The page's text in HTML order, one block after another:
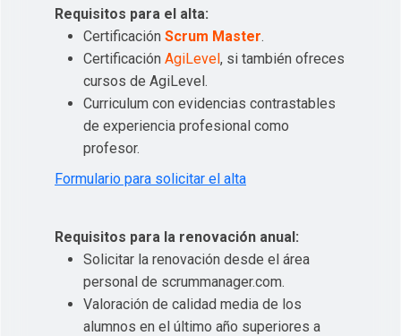
Requisitos para el alta:
Certificación Scrum Master.
Certificación AgiLevel, si también ofreces
cursos de AgiLevel.
Curriculum con evidencias contrastables
de experiencia profesional como
profesor.
Formulario para solicitar el alta
Requisitos para la renovación anual:
Solicitar la renovación desde el área
personal de scrummanager.com.
Valoración de calidad media de los
alumnos en el último año superiores a